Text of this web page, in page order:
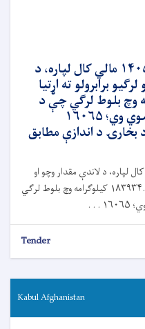
د کابل ښار پوهنې ریاست د ۱۴۰۵ مالي کال لپاره، د
برابرولو ته اړتیا
کیلوګرامه وچ بلوط لرګي چې د
بخارۍ د اندازې مطابق ټوټه شوي وي؛ ۱۶۰۶۵
د اندازې مطابق
پوهنې ریاست د ۱۴۰۵ مالي کال لپاره، د لاندې مقدار وچو او
ټوټه شویو لرګیو برابرولو ته اړتیا لري: ۱۸۳۹۳۴.۶۱۱ کیلوګرامه وچ بلوط لرګي
. .
Tender
Kabul Afghanistan